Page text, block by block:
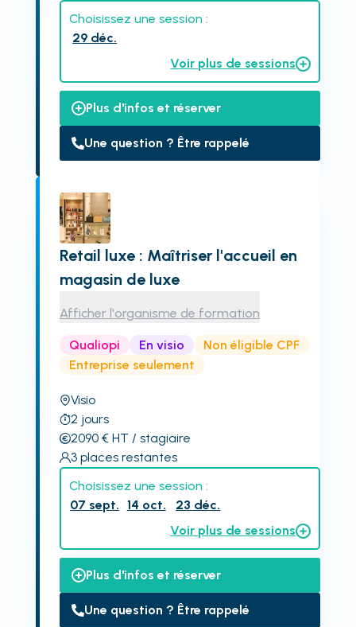
Choisissez une session :
29 déc.
Voir plus de sessions
Plus d'infos et réserver
Une question ? Être rappelé
Retail luxe : Maîtriser l'accueil en
magasin de luxe
Afficher l'organisme de formation
Qualiopi En visio
Non éligible CPF
Entreprise seulement
Visio
2 jours
2090€ HT / stagiaire
3 places restantes
Choisissez une session :
07 sept. 14 oct.
23 déc.
Voir plus de sessions
Plus d'infos et réserver
Une question ? Être rappelé